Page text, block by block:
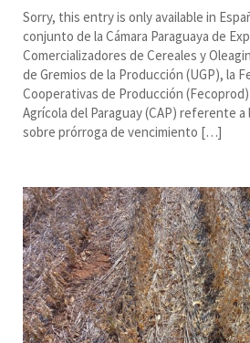
Sorry, this entry is only available in
conjunto de la Cámara Paraguaya de
Comercializadores de Cereales y
de Gremios de la Producción (UGP), la
Cooperativas de Producción
Agrícola del Paraguay (CAP) referente
sobre prórroga de vencimiento […]